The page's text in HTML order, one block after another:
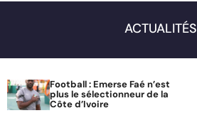
ACTUALITÉS
Football : Emerse Faé n’est
plus le sélectionneur de la
Côte d’Ivoire